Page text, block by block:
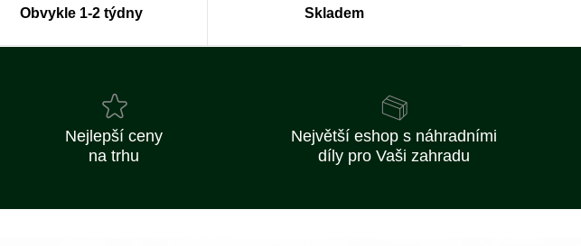
Obvykle 1-2 týdny Skladem
Nejlepší ceny
na trhu
Největší eshop s náhradními
díly pro Vaši zahradu